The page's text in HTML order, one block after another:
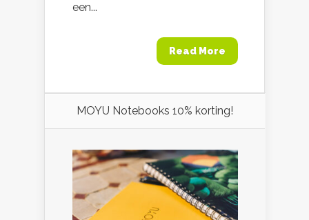
een...
Read More
MOYU Notebooks 10% korting!